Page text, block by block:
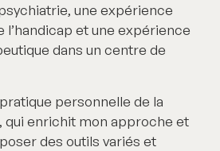
une expérience
l’handicap et une expérience
dans un centre de
personnelle de la
qui enrichit mon approche et
des outils variés et